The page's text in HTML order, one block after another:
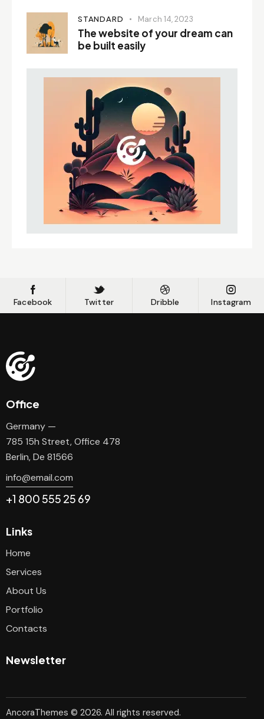
STANDARD March 14, 2023
The website of your dream can
be built easily
Facebook Twitter Dribble Instagram
Office
Germany —
785 15h Street, Office 478
Berlin, De 81566
info@email.com
+1 800 555 25 69
Links
Home
Services
About Us
Portfolio
Contacts
Newsletter
AncoraThemes © 2026. All rights reserved.